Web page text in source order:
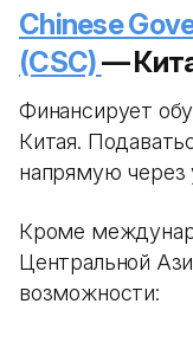
Chinese
(CSC)—
Финансирует
Китая.
напрямую через
Кроме
Центральной
возможности: